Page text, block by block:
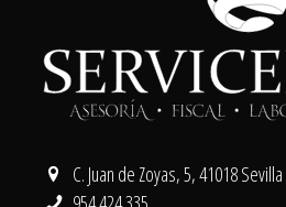
C. Juan de Zoyas, 5, 41018 Sevilla